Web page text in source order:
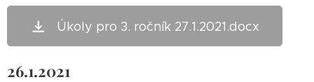
Úkoly pro 3. ročník 27.1.2021.docx
26.1.2021